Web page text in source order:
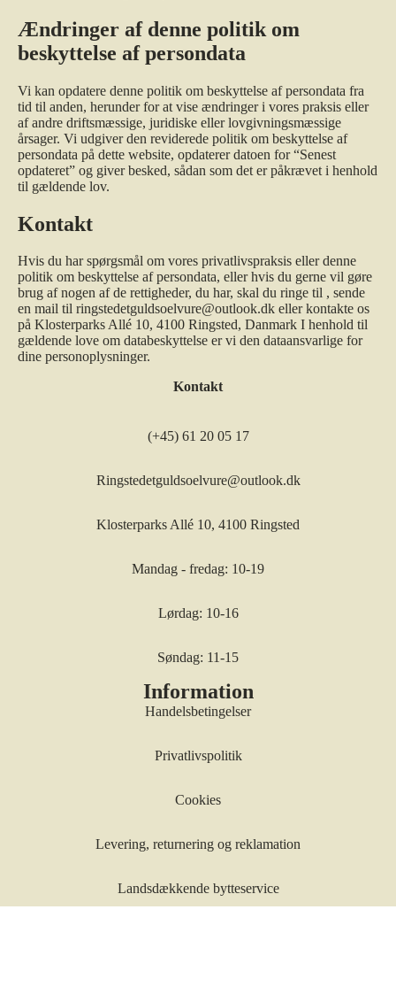
Ændringer af denne politik om
beskyttelse af persondata
Vi kan opdatere denne politik om beskyttelse af persondata fra
tid til anden, herunder for at vise ændringer i vores praksis eller
af andre driftsmæssige, juridiske eller lovgivningsmæssige
årsager. Vi udgiver den reviderede politik om beskyttelse af
persondata på dette website, opdaterer datoen for “Senest
opdateret” og giver besked, sådan som det er påkrævet i henhold
til gældende lov.
Kontakt
Hvis du har spørgsmål om vores privatlivspraksis eller denne
politik om beskyttelse af persondata, eller hvis du gerne vil gøre
brug af nogen af de rettigheder, du har, skal du ringe til , sende
en mail til ringstedetguldsoelvure@outlook.dk eller kontakte os
på Klosterparks Allé 10, 4100 Ringsted, Danmark I henhold til
gældende love om databeskyttelse er vi den dataansvarlige for
dine personoplysninger.
Kontakt
(+45) 61 20 05 17
Ringstedetguldsoelvure@outlook.dk
Klosterparks Allé 10, 4100 Ringsted
Mandag - fredag: 10-19
Lørdag: 10-16
Søndag: 11-15
Information
Handelsbetingelser
Privatlivspolitik
Cookies
Levering, returnering og reklamation
Landsdækkende bytteservice